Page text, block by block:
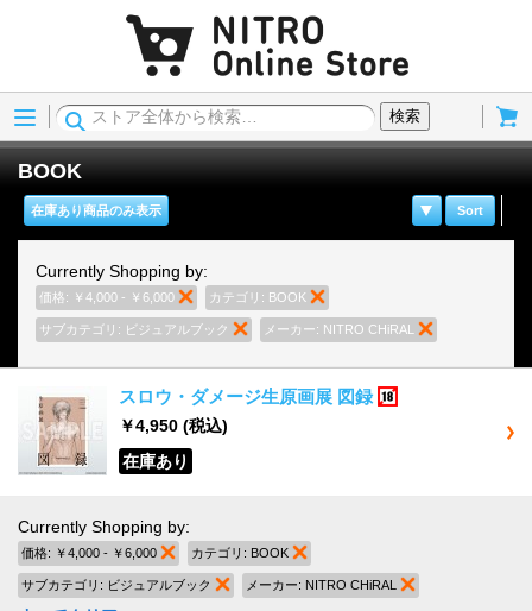
Menu
検索
BOOK
Sort
在庫あり商品のみ表示
Currently Shopping by:
価格: ￥4,000 - ￥6,000 商品の削除
カテゴリ: BOOK
サブカテゴリ: ビジュアルブック 商品の削除
メーカー: NITRO CHiRAL
スロウ・ダメージ生原画展 図録
￥4,950 (税込)
在庫あり
Currently Shopping by:
価格: ￥4,000 - ￥6,000 商品の削除
カテゴリ: BOOK
サブカテゴリ: ビジュアルブック 商品の削除
メーカー: NITRO CHiRAL